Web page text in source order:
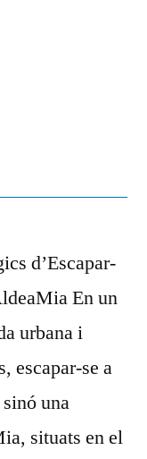
d’Escapar-
En un
urbana i
escapar-se a
una
situats en el